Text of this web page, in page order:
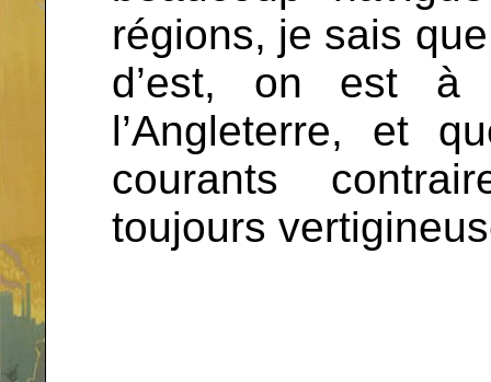
régions, je sais
d’est, on est à
l’Angleterre, et
courants
toujours